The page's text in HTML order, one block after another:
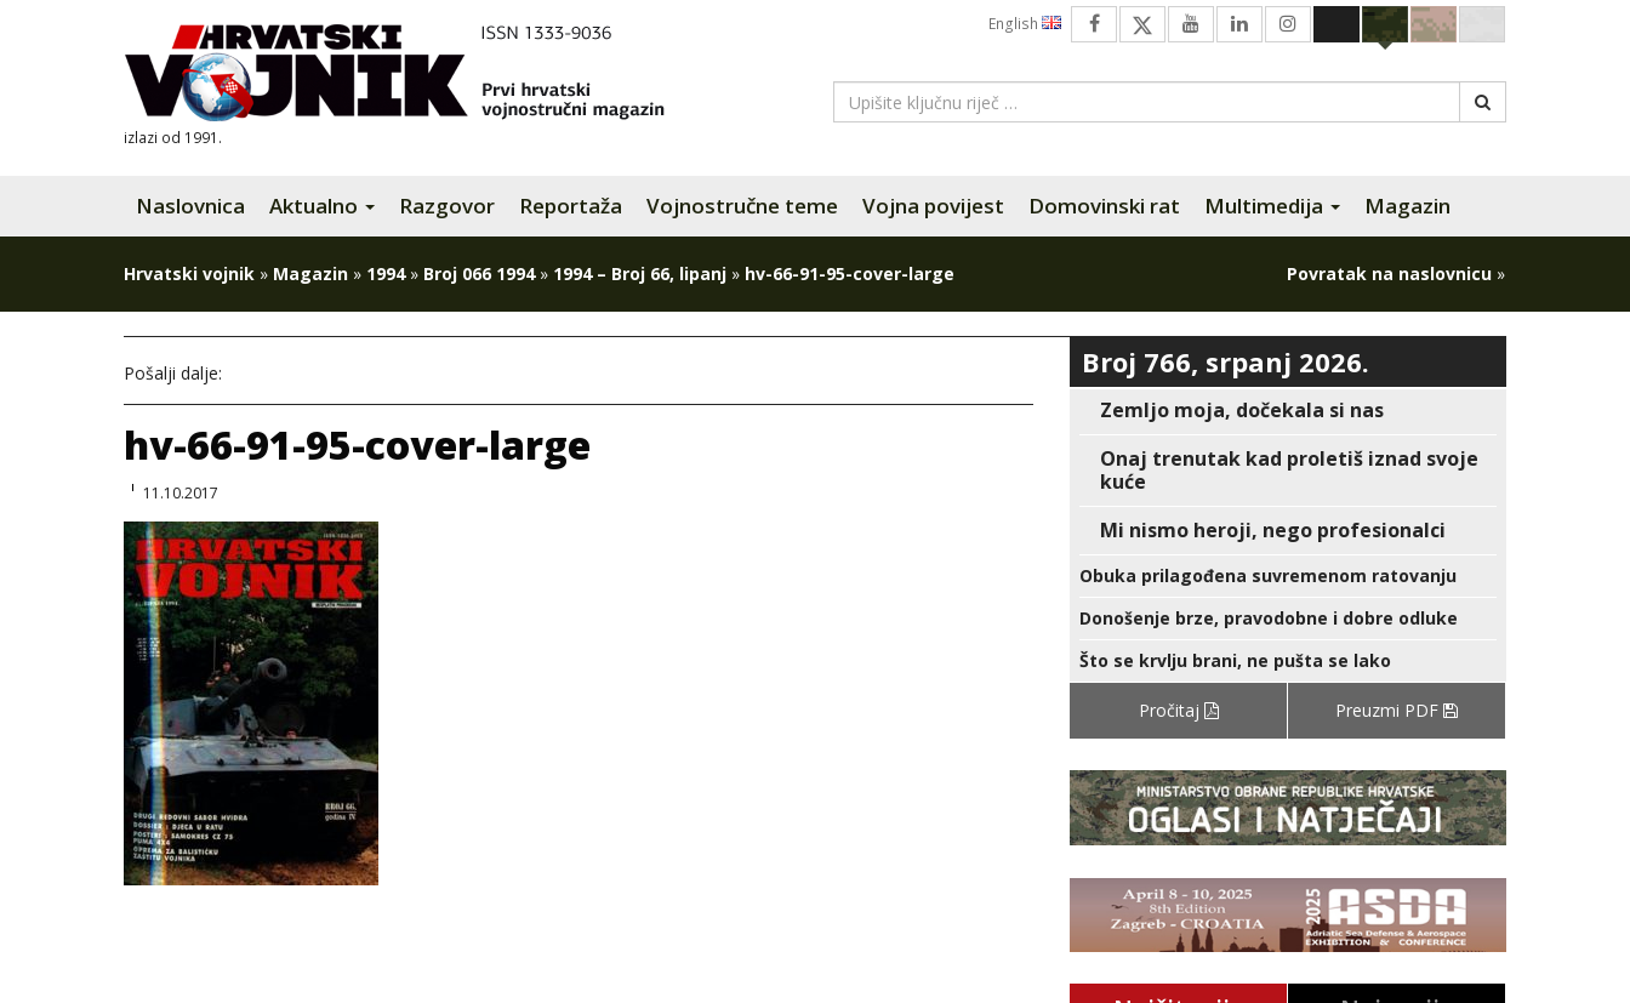
izlazi od 1991.
English
Naslovnica Aktualno Razgovor Reportaža Vojnostručne teme Vojna povijest Domovinski rat Multimedija Magazin
Hrvatski vojnik » Magazin » 1994» Broj 066 1994» 1994 – Broj 66, lipanj » hv-66-91-95-cover-large Povratak na naslovnicu »
Pošalji dalje:
hv-66-91-95-cover-large
11.10.2017
Broj 766, srpanj 2026.
Zemljo moja, dočekala si nas
Onaj trenutak kad proletiš iznad svoje
kuće
Mi nismo heroji, nego profesionalci
Obuka prilagođena suvremenom ratovanju
Donošenje brze, pravodobne i dobre odluke
Što se krvlju brani, ne pušta se lako
Pročitaj Preuzmi PDF